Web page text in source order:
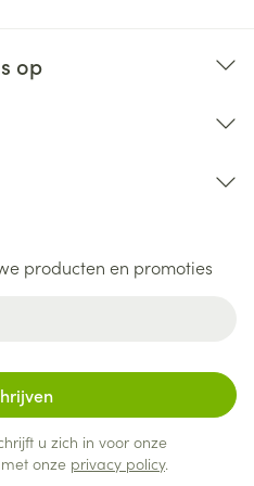
tuitende oren
schilferende huid en
puistjes of blaren.
innemen.
op
producten en promoties
u zich in voor onze
onze privacy policy.